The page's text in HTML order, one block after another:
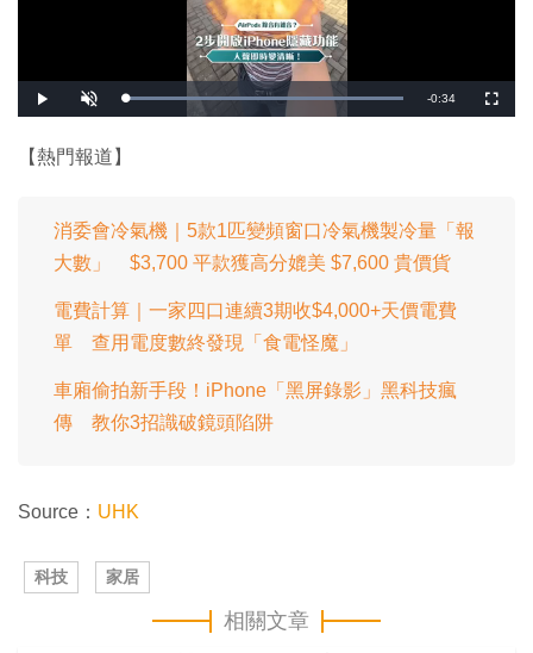
播
放
開
啟
載
0
%
剩
-0:34
全
螢
【熱門報道】
消委會冷氣機｜5款1匹變頻窗口冷氣機製冷量「報
大數」 $3,700 平款獲高分媲美 $7,600 貴價貨
電費計算｜一家四口連續3期收$4,000+天價電費
單 查用電度數終發現「食電怪魔」
車廂偷拍新手段！iPhone「黑屏錄影」黑科技瘋
傳 教你3招識破鏡頭陷阱
Source： UHK
科技 家居
相關文章